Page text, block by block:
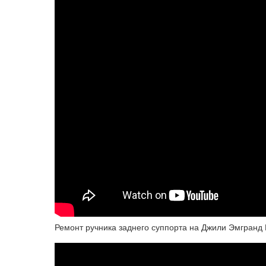
Ремонт ручника заднего суппорта на Джили